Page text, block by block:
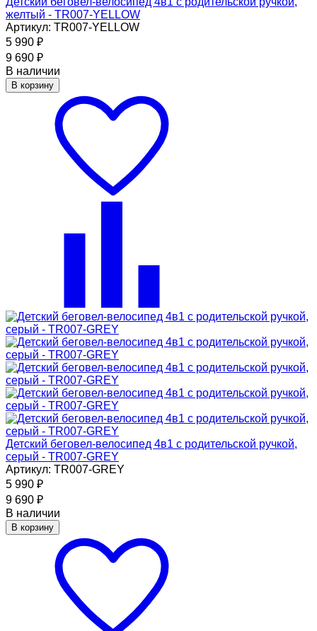
желтый - TR007-YELLOW
Артикул: TR007-YELLOW
5 990 ₽
9 690 ₽
В наличии
В корзину
Детский беговел-велосипед 4в1 с родительской ручкой,
серый - TR007-GREY
Артикул: TR007-GREY
5 990 ₽
9 690 ₽
В наличии
В корзину